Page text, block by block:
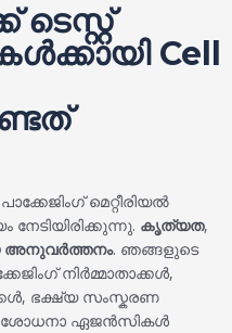
ടെസ്റ്റ്
Cell
മെറ്റീരിയൽ
നേടിയിരിക്കുന്നു. കൃത്യത,
അനുവർത്തനം. ഞങ്ങളുടെ
നിർമ്മാതാക്കൾ,
ഭക്ഷ്യ സംസ്കരണ
ഏജൻസികൾ